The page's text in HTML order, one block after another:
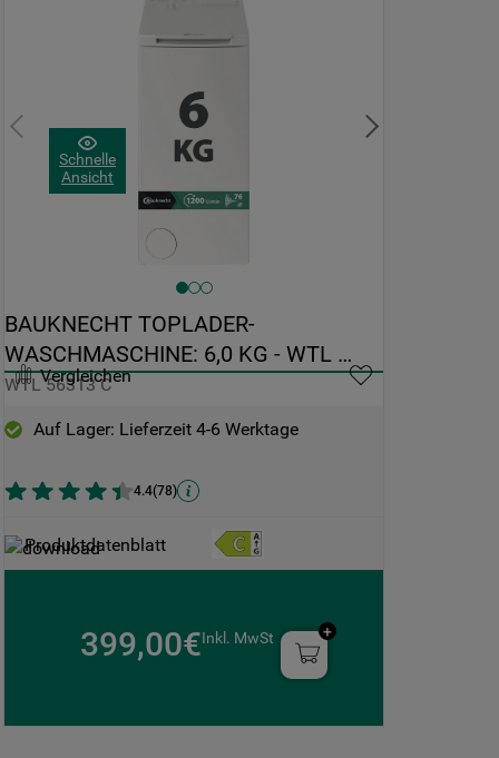
Schnelle
Ansicht
Vergleichen
BAUKNECHT TOPLADER-
WASCHMASCHINE: 6,0 KG - WTL
56313 C
WTL 56313 C
Auf Lager: Lieferzeit 4-6 Werktage
4.4(78)
Produktdatenblatt
399,00€Inkl. MwSt